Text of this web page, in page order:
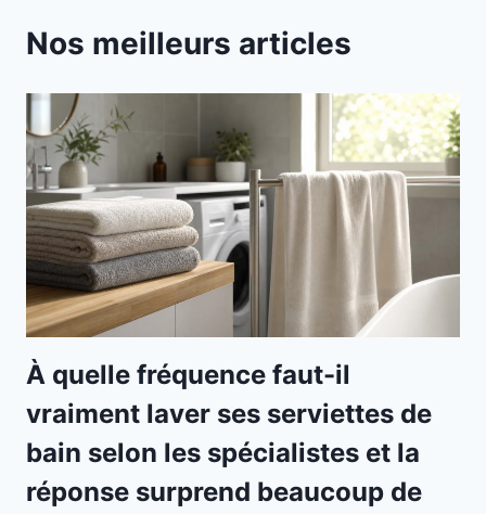
Nos meilleurs articles
À quelle fréquence faut-il
vraiment laver ses serviettes de
bain selon les spécialistes et la
réponse surprend beaucoup de